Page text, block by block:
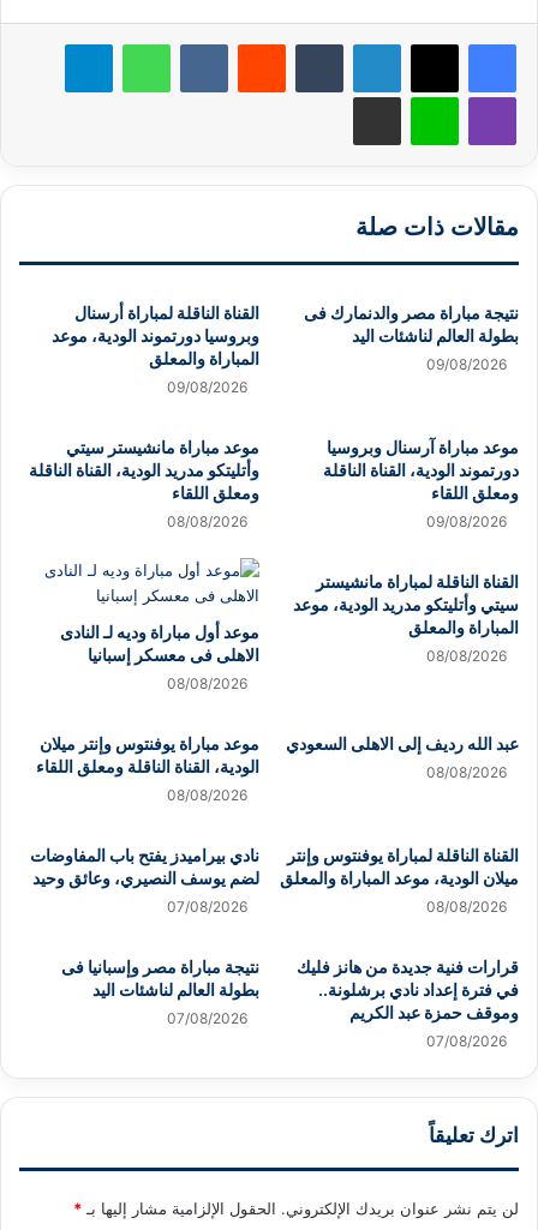
لينكدإن واتساب
لاين
مقالات ذات صلة
نتيجة مباراة مصر والدنمارك فى
بطولة العالم لناشئات اليد
09/08/2026
القناة الناقلة لمباراة أرسنال
وبروسيا دورتموند الودية، موعد
المباراة والمعلق
09/08/2026
موعد مباراة آرسنال وبروسيا
دورتموند الودية، القناة الناقلة
ومعلق اللقاء
09/08/2026
موعد مباراة مانشيستر سيتي
وأتليتكو مدريد الودية، القناة الناقلة
ومعلق اللقاء
08/08/2026
القناة الناقلة لمباراة مانشيستر
سيتي وأتليتكو مدريد الودية، موعد
المباراة والمعلق
08/08/2026
موعد أول مباراة وديه لـ النادى
الاهلى فى معسكر إسبانيا
08/08/2026
عبد الله رديف إلى الاهلى السعودي
08/08/2026
موعد مباراة يوفنتوس وإنتر ميلان
الودية، القناة الناقلة ومعلق اللقاء
08/08/2026
القناة الناقلة لمباراة يوفنتوس وإنتر
ميلان الودية، موعد المباراة والمعلق
08/08/2026
نادي بيراميدز يفتح باب المفاوضات
لضم يوسف النصيري، وعائق وحيد
07/08/2026
قرارات فنية جديدة من هانز فليك
في فترة إعداد نادي برشلونة..
وموقف حمزة عبد الكريم
07/08/2026
نتيجة مباراة مصر وإسبانيا فى
بطولة العالم لناشئات اليد
07/08/2026
اترك تعليقاً
لن يتم نشر عنوان بريدك الإلكتروني. الحقول الإلزامية مشار إليها بـ *